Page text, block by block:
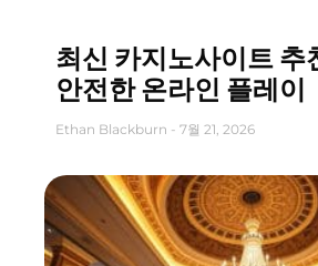
최신 카지노사이트 추
안전한 온라인 플레이
Ethan Blackburn 7월 21, 2026